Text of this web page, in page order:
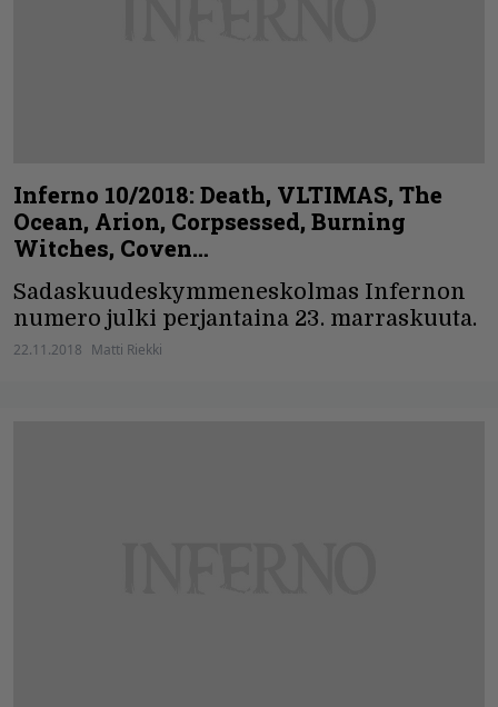
Inferno 10/2018: Death, VLTIMAS, The
Ocean, Arion, Corpsessed, Burning
Witches, Coven…
Sadaskuudeskymmeneskolmas Infernon
numero julki perjantaina 23. marraskuuta.
22.11.2018 Matti Riekki